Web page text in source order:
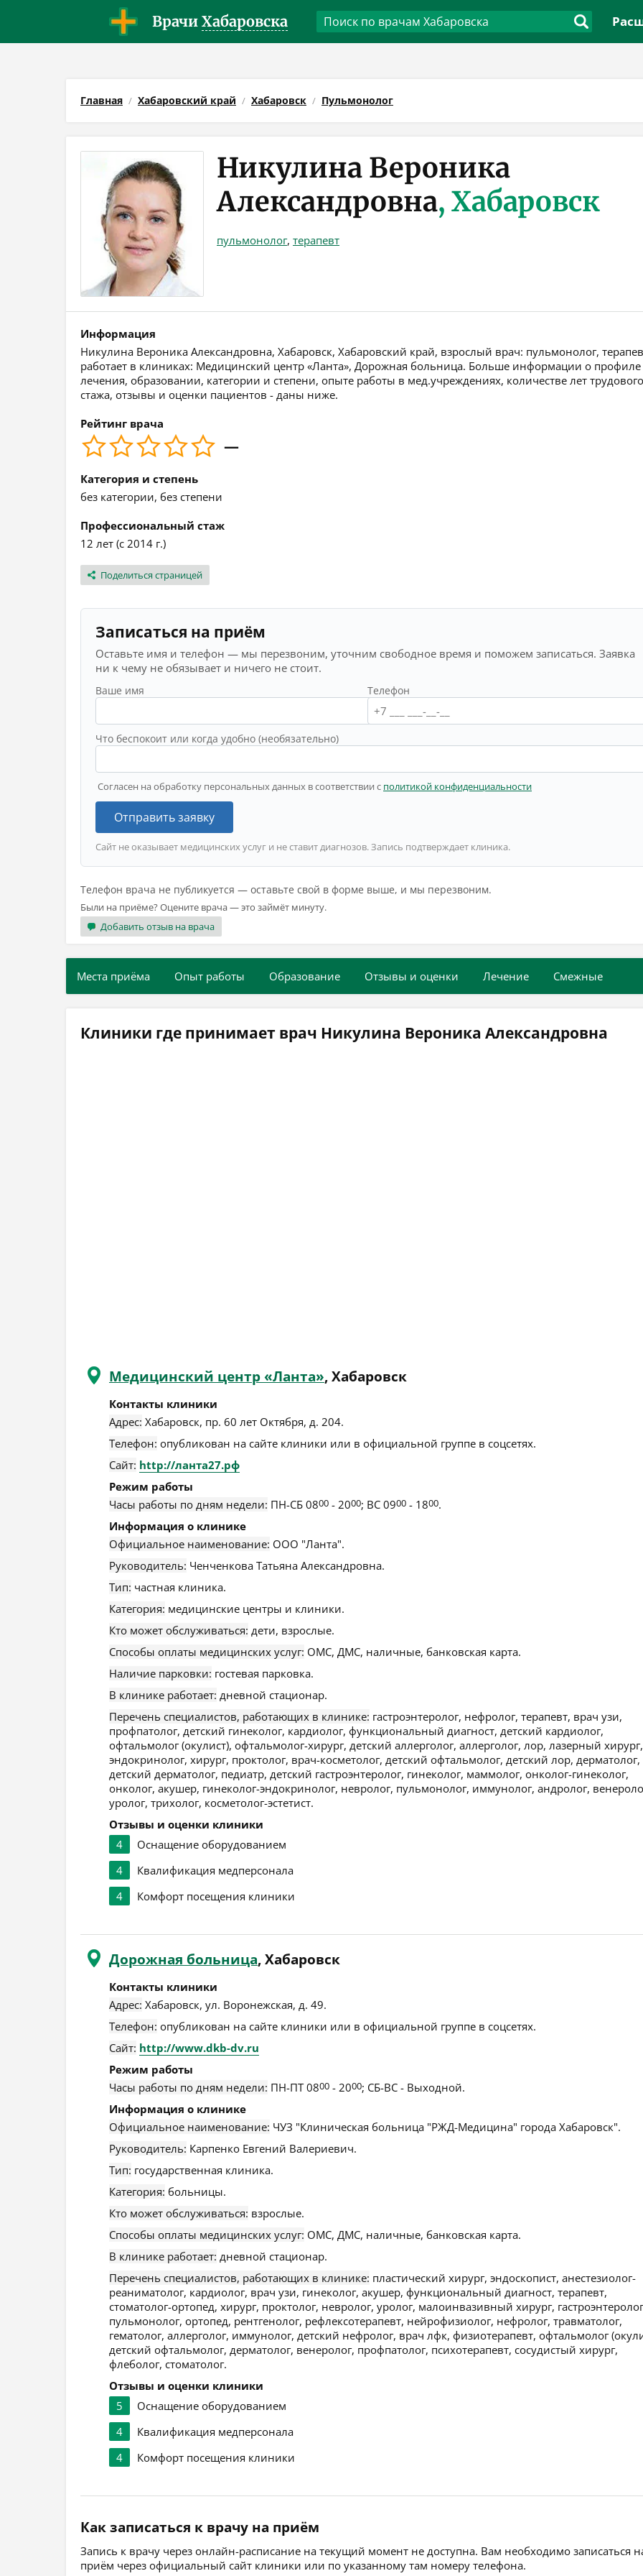
Врачи Хабаровска
Главная Хабаровский край Хабаровск Пульмонолог
Никулина Вероника
Александровна, Хабаровск
пульмонолог, терапевт
Информация
Никулина Вероника Александровна, Хабаровск, Хабаровский край, взрослый врач: пульмонолог,
работает в клиниках: Медицинский центр «Ланта», Дорожная больница. Больше информации о профиле
лечения, образовании, категории и степени, опыте работы в мед.учреждениях, количестве лет трудового
стажа, отзывы и оценки пациентов - даны ниже.
Рейтинг врача
—
Категория и степень
без категории, без степени
Профессиональный стаж
12 лет (с 2014 г.)
Поделиться страницей
Записаться на приём
Оставьте имя и телефон — мы перезвоним, уточним свободное время и поможем записаться. Заявка
ни к чему не обязывает и ничего не стоит.
Ваше имя Телефон
Что беспокоит или когда удобно (необязательно)
Согласен на обработку персональных данных в соответствии с политикой конфиденциальности
Отправить заявку
Сайт не оказывает медицинских услуг и не ставит диагнозов. Запись подтверждает клиника.
Телефон врача не публикуется — оставьте свой в форме выше, и мы перезвоним.
Были на приёме? Оцените врача — это займёт минуту.
Добавить отзыв на врача
Места приёма Опыт работы Образование Отзывы и оценки Лечение Смежные
Клиники где принимает врач Никулина Вероника Александровна
Медицинский центр «Ланта», Хабаровск
Контакты клиники
Адрес: Хабаровск, пр. 60 лет Октября, д. 204.
Телефон: опубликован на сайте клиники или в официальной группе в соцсетях.
Сайт: http://ланта27.рф
Режим работы
Часы работы по дням недели: ПН-СБ 0800 - 2000; ВС 0900 - 1800.
Информация о клинике
Официальное наименование: ООО "Ланта".
Руководитель: Ченченкова Татьяна Александровна.
Тип: частная клиника.
Категория: медицинские центры и клиники.
Кто может обслуживаться: дети, взрослые.
Способы оплаты медицинских услуг: ОМС, ДМС, наличные, банковская карта.
Наличие парковки: гостевая парковка.
В клинике работает: дневной стационар.
Перечень специалистов, работающих в клинике: гастроэнтеролог, нефролог, терапевт, врач узи,
профпатолог, детский гинеколог, кардиолог, функциональный диагност, детский кардиолог,
офтальмолог (окулист), офтальмолог-хирург, детский аллерголог, аллерголог, лор, лазерный хирург,
эндокринолог, хирург, проктолог, врач-косметолог, детский офтальмолог, детский лор, дерматолог,
детский дерматолог, педиатр, детский гастроэнтеролог, гинеколог, маммолог, онколог-гинеколог,
онколог, акушер, гинеколог-эндокринолог, невролог, пульмонолог, иммунолог, андролог,
уролог, трихолог, косметолог-эстетист.
Отзывы и оценки клиники
4
Оснащение оборудованием
4
Квалификация медперсонала
4
Комфорт посещения клиники
Дорожная больница, Хабаровск
Контакты клиники
Адрес: Хабаровск, ул. Воронежская, д. 49.
Телефон: опубликован на сайте клиники или в официальной группе в соцсетях.
Сайт: http://www.dkb-dv.ru
Режим работы
Часы работы по дням недели: ПН-ПТ 0800 - 2000; СБ-ВС - Выходной.
Информация о клинике
Официальное наименование: ЧУЗ "Клиническая больница "РЖД-Медицина" города Хабаровск".
Руководитель: Карпенко Евгений Валериевич.
Тип: государственная клиника.
Категория: больницы.
Кто может обслуживаться: взрослые.
Способы оплаты медицинских услуг: ОМС, ДМС, наличные, банковская карта.
В клинике работает: дневной стационар.
Перечень специалистов, работающих в клинике: пластический хирург, эндоскопист, анестезиолог-
реаниматолог, кардиолог, врач узи, гинеколог, акушер, функциональный диагност, терапевт,
стоматолог-ортопед, хирург, проктолог, невролог, уролог, малоинвазивный хирург,
пульмонолог, ортопед, рентгенолог, рефлексотерапевт, нейрофизиолог, нефролог, травматолог,
гематолог, аллерголог, иммунолог, детский нефролог, врач лфк, физиотерапевт, офтальмолог
детский офтальмолог, дерматолог, венеролог, профпатолог, психотерапевт, сосудистый хирург,
флеболог, стоматолог.
Отзывы и оценки клиники
5
Оснащение оборудованием
4
Квалификация медперсонала
4
Комфорт посещения клиники
Как записаться к врачу на приём
Запись к врачу через онлайн-расписание на текущий момент не доступна. Вам необходимо записаться
приём через официальный сайт клиники или по указанному там номеру телефона.